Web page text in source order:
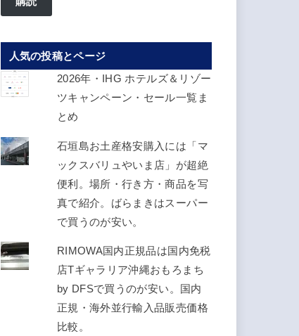
レ
ス
を
入
て
く
人気の投稿とページ
2026年・IHG ホテルズ＆リゾー
ツキャンペーン・セール一覧ま
とめ
石垣島お土産格安購入には「マ
ックスバリュやいま店」が超絶
便利。場所・行き方・商品を写
真で紹介。ばらまきはスーパー
で買うのが安い。
RIMOWA国内正規品は国内免税
店Tギャラリア沖縄おもろまち
by DFSで買うのが安い。国内
正規・海外並行輸入品販売価格
比較。